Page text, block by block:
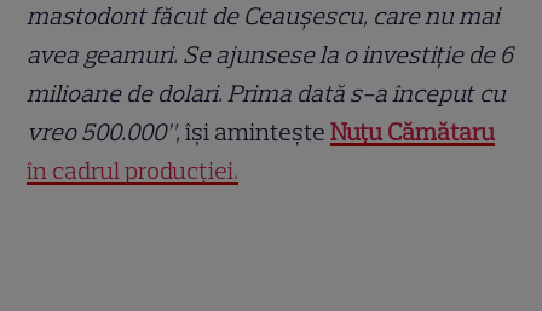
mastodont făcut de Ceaușescu, care nu mai
avea geamuri. Se ajunsese la o investiție de 6
milioane de dolari. Prima dată s-a început cu
vreo 500.000”,își aminteșteNuțu Cămătaru
în cadrul producției.